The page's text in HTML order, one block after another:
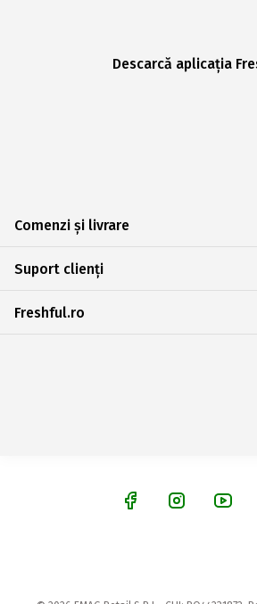
Descarcă aplicația
Comenzi și livrare
Suport clienți
Freshful.ro